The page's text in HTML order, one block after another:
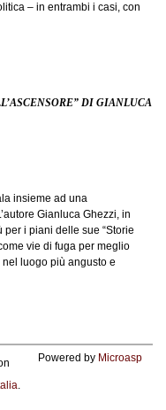
– in entrambi i casi, con
DI GIANLUCA
insieme ad una
Gianluca Ghezzi, in
i piani delle sue “Storie
vie di fuga per meglio
luogo più angusto e
.
Powered by Microasp